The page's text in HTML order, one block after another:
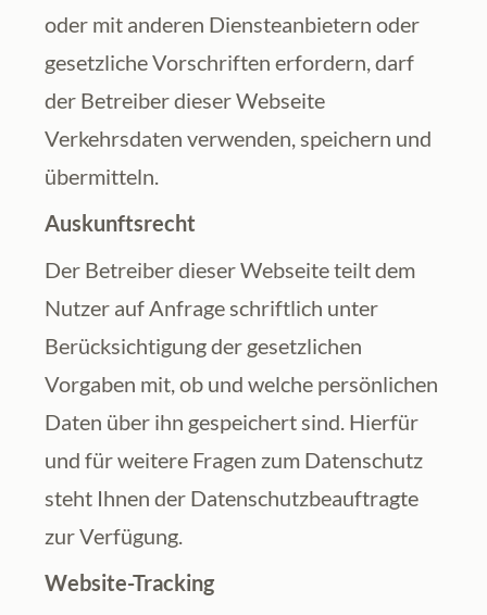
oder mit anderen Diensteanbietern oder
gesetzliche Vorschriften erfordern, darf
der Betreiber dieser Webseite
Verkehrsdaten verwenden, speichern und
übermitteln.
Auskunftsrecht
Der Betreiber dieser Webseite teilt dem
Nutzer auf Anfrage schriftlich unter
Berücksichtigung der gesetzlichen
Vorgaben mit, ob und welche persönlichen
Daten über ihn gespeichert sind. Hierfür
und für weitere Fragen zum Datenschutz
steht Ihnen der Datenschutzbeauftragte
zur Verfügung.
Website-Tracking